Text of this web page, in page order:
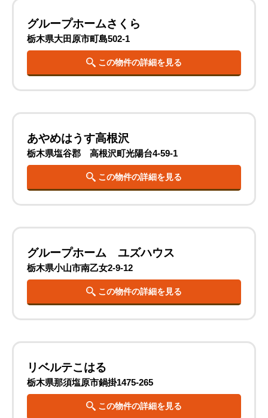
グループホームさくら
栃木県大田原市町島502-1
この物件の詳細を見る
あやめはうす高根沢
栃木県塩谷郡 高根沢町光陽台4-59-1
この物件の詳細を見る
グループホーム ユズハウス
栃木県小山市南乙女2-9-12
この物件の詳細を見る
リベルテこはる
栃木県那須塩原市鍋掛1475-265
この物件の詳細を見る